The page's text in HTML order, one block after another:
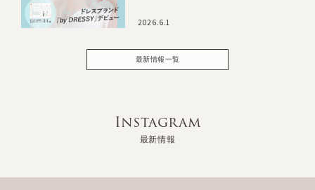
2026.6.1
最新情報一覧
Instagram
最新情報